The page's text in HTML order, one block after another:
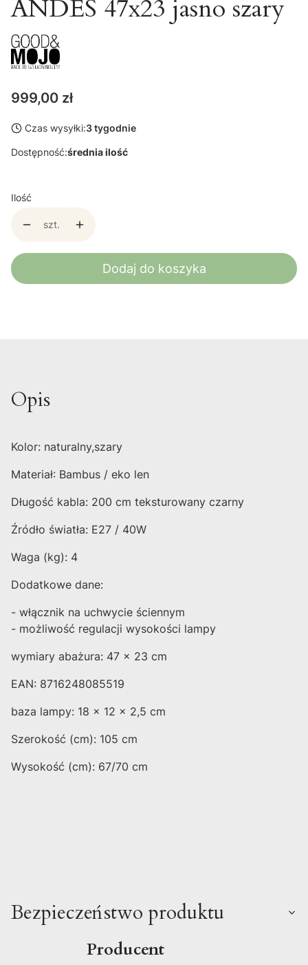
ANDES 47x23 jasno szary
Cena
999,00 zł
Czas wysyłki:3 tygodnie
Dostępność:średnia ilość
Ilość
szt.
Dodaj do koszyka
Opis
Kolor: naturalny,szary
Materiał: Bambus / eko len
Długość kabla: 200 cm teksturowany czarny
Źródło światła: E27 / 40W
Waga (kg): 4
Dodatkowe dane:
- włącznik na uchwycie ściennym
- możliwość regulacji wysokości lampy
wymiary abażura: 47 x 23 cm
EAN: 8716248085519
baza lampy: 18 x 12 x 2,5 cm
Szerokość (cm): 105 cm
Wysokość (cm): 67/70 cm
Bezpieczeństwo produktu
Producent